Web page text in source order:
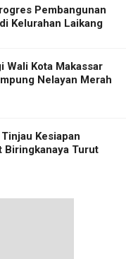
Pembangunan
Kelurahan Laikang
Wali Kota Makassar
Nelayan Merah
Kesiapan
Biringkanaya Turut